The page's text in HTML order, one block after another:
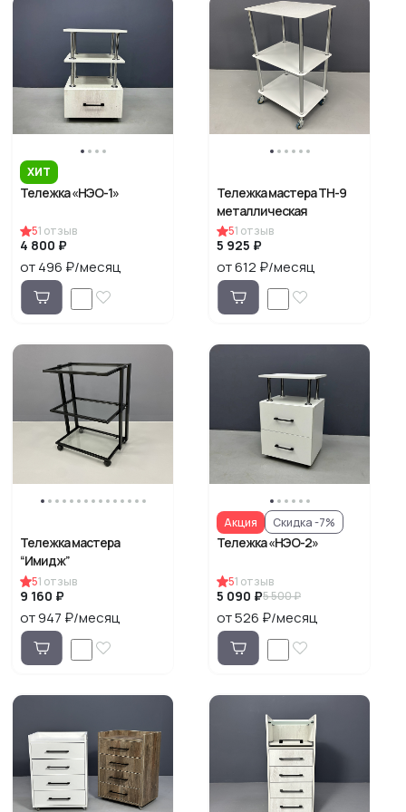
ХИТ
Тележка «НЭО-1»
51 отзыв
4 800 ₽
от 496 ₽/месяц
Тележка мастера ТН-9
металлическая
51 отзыв
5 925 ₽
от 612 ₽/месяц
Тележка мастера
“Имидж”
51 отзыв
9 160 ₽
от 947 ₽/месяц
Акция Скидка -7%
Тележка «НЭО-2»
51 отзыв
5 090 ₽5 500 ₽
от 526 ₽/месяц